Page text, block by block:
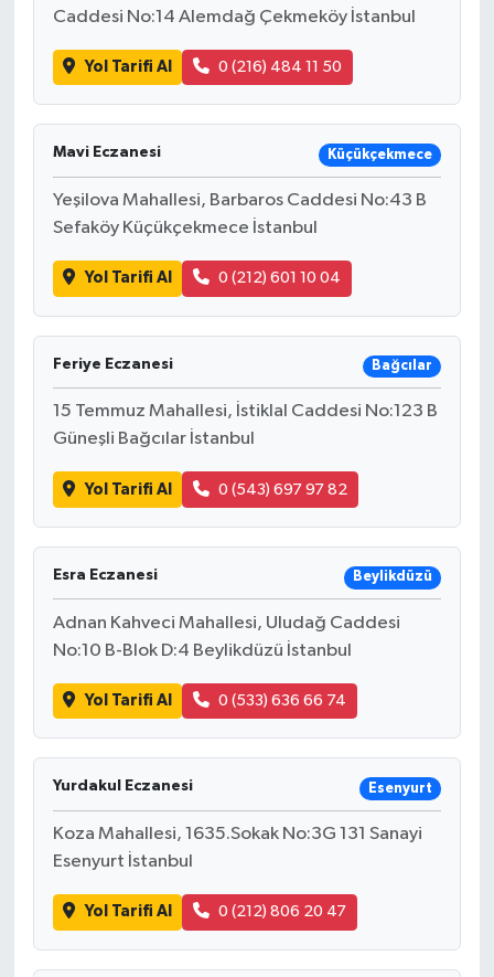
Caddesi No:14 Alemdağ Çekmeköy İstanbul
Yol Tarifi Al 0 (216) 484 11 50
Mavi Eczanesi Küçükçekmece
Yeşilova Mahallesi, Barbaros Caddesi No:43 B
Sefaköy Küçükçekmece İstanbul
Yol Tarifi Al 0 (212) 601 10 04
Feriye Eczanesi Bağcılar
15 Temmuz Mahallesi, İstiklal Caddesi No:123 B
Güneşli Bağcılar İstanbul
Yol Tarifi Al 0 (543) 697 97 82
Esra Eczanesi Beylikdüzü
Adnan Kahveci Mahallesi, Uludağ Caddesi
No:10 B-Blok D:4 Beylikdüzü İstanbul
Yol Tarifi Al 0 (533) 636 66 74
Yurdakul Eczanesi Esenyurt
Koza Mahallesi, 1635.Sokak No:3G 131 Sanayi
Esenyurt İstanbul
Yol Tarifi Al 0 (212) 806 20 47